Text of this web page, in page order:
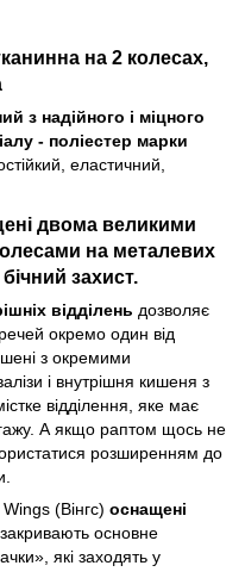
на 2 колесах,
з надійного і міцного
- поліестер марки
еластичний,
двома великими
на металевих
захист.
відділень дозволяє
окремо один від
з окремими
і внутрішня кишеня з
відділення, яке має
А якщо раптом щось не
розширенням до
(Вінгс) оснащені
основне
які заходять у